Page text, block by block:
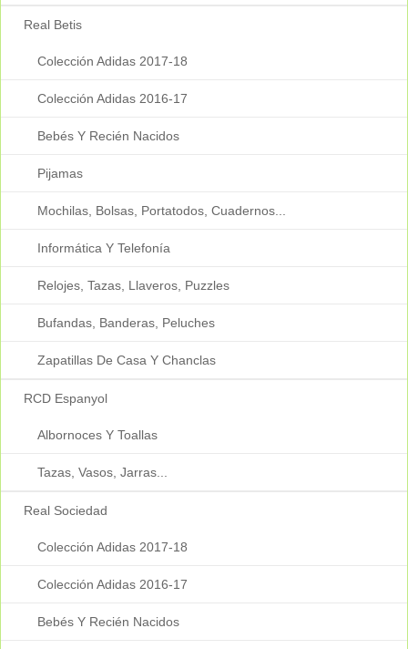
Real Betis
Colección Adidas 2017-18
Colección Adidas 2016-17
Bebés Y Recién Nacidos
Pijamas
Mochilas, Bolsas, Portatodos, Cuadernos...
Informática Y Telefonía
Relojes, Tazas, Llaveros, Puzzles
Bufandas, Banderas, Peluches
Zapatillas De Casa Y Chanclas
RCD Espanyol
Albornoces Y Toallas
Tazas, Vasos, Jarras...
Real Sociedad
Colección Adidas 2017-18
Colección Adidas 2016-17
Bebés Y Recién Nacidos